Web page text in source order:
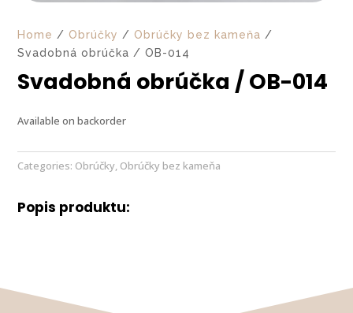
Home / Obrúčky / Obrúčky bez kameňa /
Svadobná obrúčka / OB-014
Svadobná obrúčka / OB-014
Available on backorder
Categories: Obrúčky, Obrúčky bez kameňa
Popis produktu: